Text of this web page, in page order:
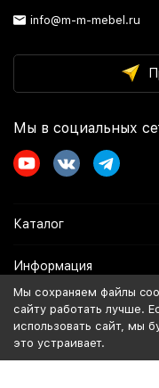
info@m-m-mebel.ru
Мы в социальных
Каталог
Информация
Помощь
Политика персональных
Мы сохраняем файлы
сайту работать лучше.
использовать сайт, мы
это устраивает.